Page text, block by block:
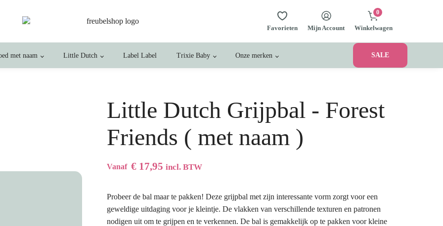
Favorieten Mijn Account
0
Winkelwagen
met naam Little Dutch Label Label Trixie Baby Onze merken SALE
Little Dutch Grijpbal - Forest
Friends ( met naam )
Vanaf € 17,95 incl. BTW
Probeer de bal maar te pakken! Deze grijpbal met zijn interessante vorm zorgt voor een
geweldige uitdaging voor je kleintje. De vlakken van verschillende texturen en patronen
nodigen uit om te grijpen en te verkennen. De bal is gemakkelijk op te pakken voor kleine